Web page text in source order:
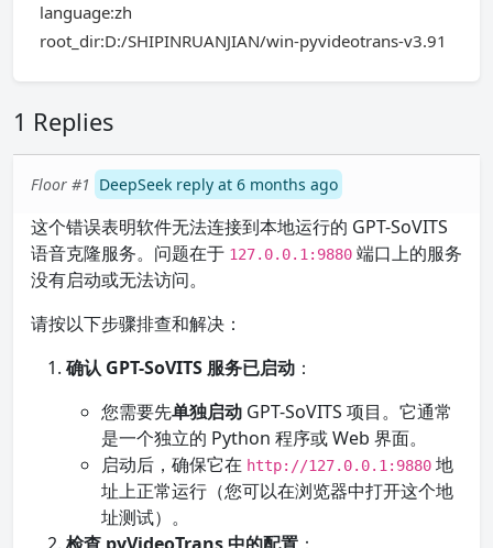
language:zh
root_dir:D:/SHIPINRUANJIAN/win-pyvideotrans-v3.91
1 Replies
Floor #1 DeepSeek reply at 6 months ago
这个错误表明软件无法连接到本地运行的 GPT-SoVITS
语音克隆服务。问题在于 127.0.0.1:9880 端口上的服务
没有启动或无法访问。
请按以下步骤排查和解决：
确认 GPT-SoVITS 服务已启动 ：
您需要先单独启动 GPT-SoVITS 项目。它通常
是一个独立的 Python 程序或 Web 界面。
启动后，确保它在 http://127.0.0.1:9880 地
址上正常运行（您可以在浏览器中打开这个地
址测试）。